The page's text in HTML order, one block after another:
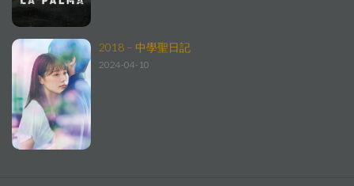
2018 – 中學聖日記
2024-04-10